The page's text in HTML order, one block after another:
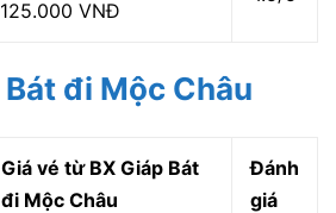
125.000 VNĐ
đi Mộc Châu
Giá vé từ BX Giáp Bát
đi Mộc Châu
Đánh
giá